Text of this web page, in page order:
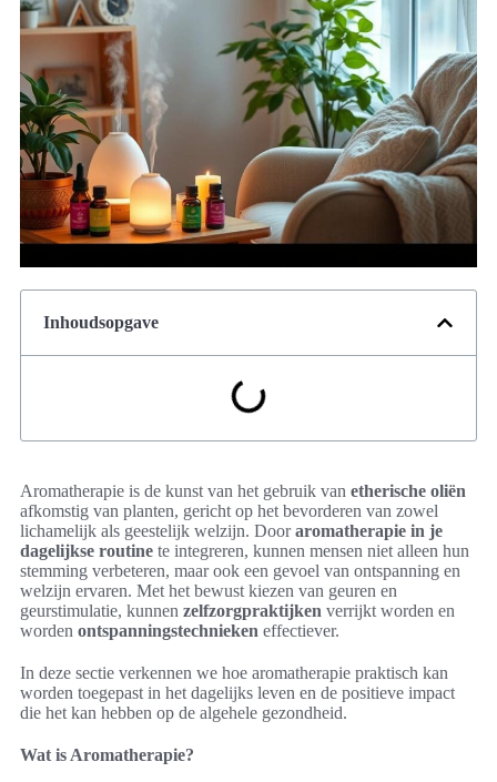
Inhoudsopgave
Aromatherapie is de kunst van het gebruik van etherische oliën
afkomstig van planten, gericht op het bevorderen van zowel
lichamelijk als geestelijk welzijn. Dooraromatherapie in je
dagelijkse routine te integreren, kunnen mensen niet alleen hun
stemming verbeteren, maar ook een gevoel van ontspanning en
welzijn ervaren. Met het bewust kiezen van geuren en
geurstimulatie, kunnen zelfzorgpraktijken verrijkt worden en
worden ontspanningstechnieken effectiever.
In deze sectie verkennen we hoe aromatherapie praktisch kan
worden toegepast in het dagelijks leven en de positieve impact
die het kan hebben op de algehele gezondheid.
Wat is Aromatherapie?